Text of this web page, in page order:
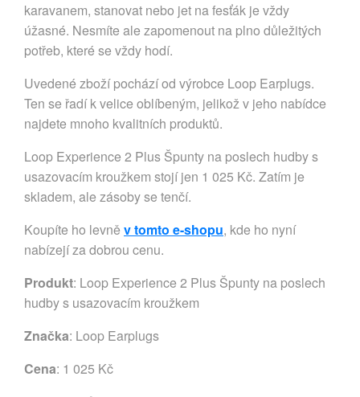
karavanem, stanovat nebo jet na fesťák je vždy
úžasné. Nesmíte ale zapomenout na plno důležitých
potřeb, které se vždy hodí.
Uvedené zboží pochází od výrobce Loop Earplugs.
Ten se řadí k velice oblíbeným, jelikož v jeho nabídce
najdete mnoho kvalitních produktů.
Loop Experience 2 Plus Špunty na poslech hudby s
usazovacím kroužkem stojí jen 1 025 Kč. Zatím je
skladem, ale zásoby se tenčí.
Koupíte ho levně v tomto e-shopu, kde ho nyní
nabízejí za dobrou cenu.
Produkt: Loop Experience 2 Plus Špunty na poslech
hudby s usazovacím kroužkem
Značka: Loop Earplugs
Cena: 1 025 Kč